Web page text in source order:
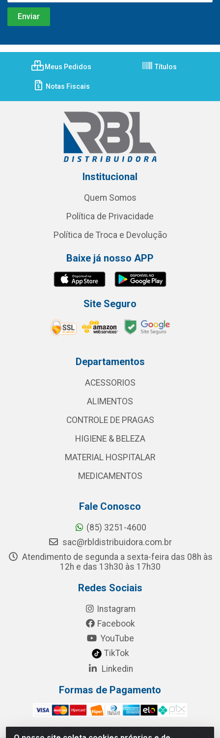
Meus Pedidos Títulos
Notas Fiscais
Institucional
Quem Somos
Política de Privacidade
Política de Troca e Devolução
Baixe já nosso APP
Site Seguro
Departamentos
ACESSORIOS
ALIMENTOS
CONTROLE DE PRAGAS
HIGIENE & BELEZA
MATERIAL HOSPITALAR
MEDICAMENTOS
Fale Conosco
(85) 3251-4600
sac@rbldistribuidora.com.br
Atendimento de segunda a sexta-feira das 08h às
12h e das 13h30 às 17h30
Redes Sociais
Instagram
Facebook
YouTube
TikTok
Linkedin
Formas de Pagamento